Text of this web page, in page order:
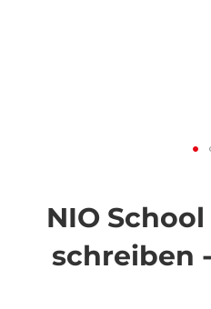
comienzoNIO
schreiben